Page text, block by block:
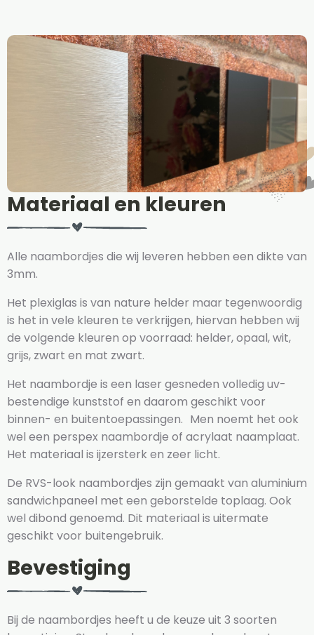
Materiaal en kleuren
Alle naambordjes die wij leveren hebben een dikte van
3mm.
Het plexiglas is van nature helder maar tegenwoordig
is het in vele kleuren te verkrijgen, hiervan hebben wij
de volgende kleuren op voorraad: helder, opaal, wit,
grijs, zwart en mat zwart.
Het naambordje is een laser gesneden volledig uv-
bestendige kunststof en daarom geschikt voor
binnen- en buitentoepassingen. Men noemt het ook
wel een perspex naambordje of acrylaat naamplaat.
Het materiaal is ijzersterk en zeer licht.
De RVS-look naambordjes zijn gemaakt van aluminium
sandwichpaneel met een geborstelde toplaag. Ook
wel dibond genoemd. Dit materiaal is uitermate
geschikt voor buitengebruik.
Bevestiging
Bij de naambordjes heeft u de keuze uit 3 soorten